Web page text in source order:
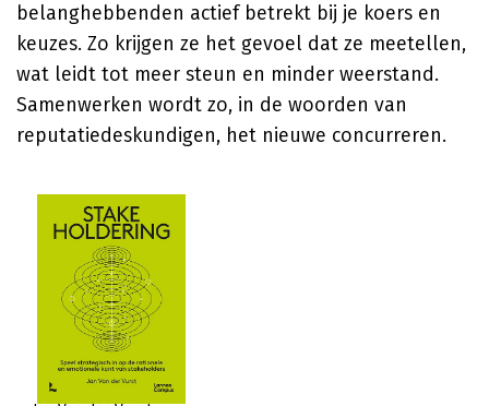
belanghebbenden actief betrekt bij je koers en
keuzes. Zo krijgen ze het gevoel dat ze meetellen,
wat leidt tot meer steun en minder weerstand.
Samenwerken wordt zo, in de woorden van
reputatiedeskundigen, het nieuwe concurreren.